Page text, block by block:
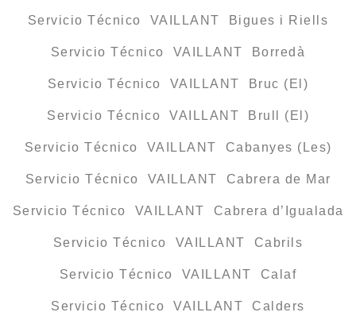
Servicio Técnico VAILLANT Bigues i Riells
Servicio Técnico VAILLANT Borredà
Servicio Técnico VAILLANT Bruc (El)
Servicio Técnico VAILLANT Brull (El)
Servicio Técnico VAILLANT Cabanyes (Les)
Servicio Técnico VAILLANT Cabrera de Mar
Servicio Técnico VAILLANT Cabrera d’Igualada
Servicio Técnico VAILLANT Cabrils
Servicio Técnico VAILLANT Calaf
Servicio Técnico VAILLANT Calders